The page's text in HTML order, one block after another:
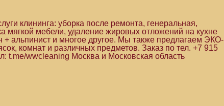
клининга: уборка после ремонта, генеральная,
мягкой мебели, удаление жировых отложений на кухне
+ альпинист и многое другое. Мы также предлагаем ЭКО-
комнат и различных предметов. Заказ по тел. +7 915
t.me/wwcleaning Москва и Московская область